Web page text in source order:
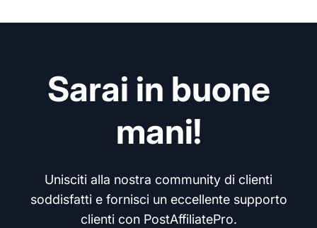
Sarai in buone
mani!
Unisciti alla nostra community di clienti
soddisfatti e fornisci un eccellente supporto
clienti con PostAffiliatePro.